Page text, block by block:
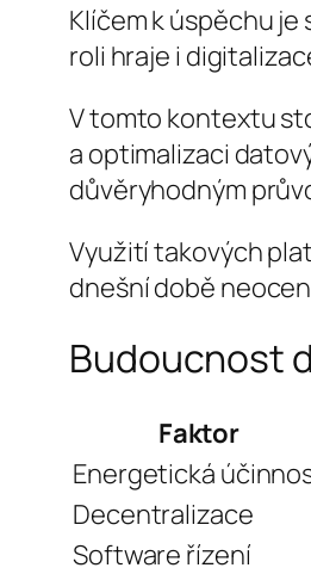
Klíčem k úspěchu
roli hraje i
V tomto kontextu
a optimalizaci
důvěryhodným
Využití takových
dnešní době
Budoucnost
Faktor
Energetická
Decentralizace
Software řízení